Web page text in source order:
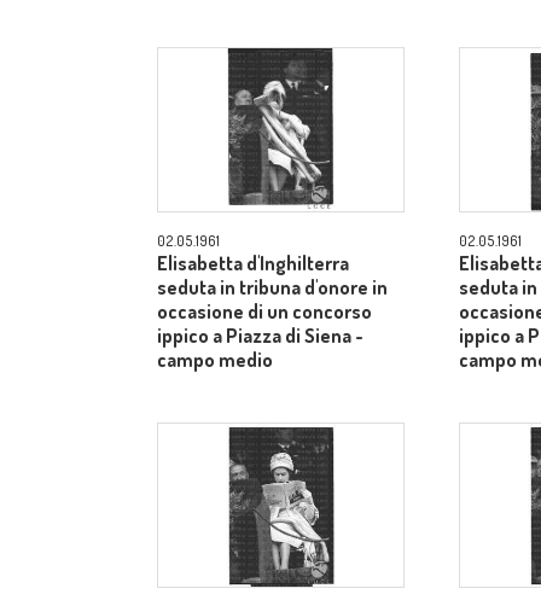
02.05.1961
Elisabetta d'Inghilterra
seduta in tribuna d'onore in
occasione di un concorso
ippico a Piazza di Siena -
campo medio
02.05.1961
seduta
ippico a
campo